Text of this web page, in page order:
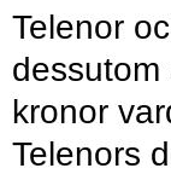
Telenor
dessutom
kronor
Telenors